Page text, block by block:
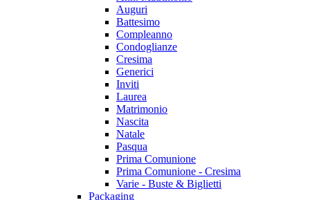
Auguri
Battesimo
Compleanno
Condoglianze
Cresima
Generici
Inviti
Laurea
Matrimonio
Nascita
Natale
Pasqua
Prima Comunione
Prima Comunione - Cresima
Varie - Buste & Biglietti
Packaging